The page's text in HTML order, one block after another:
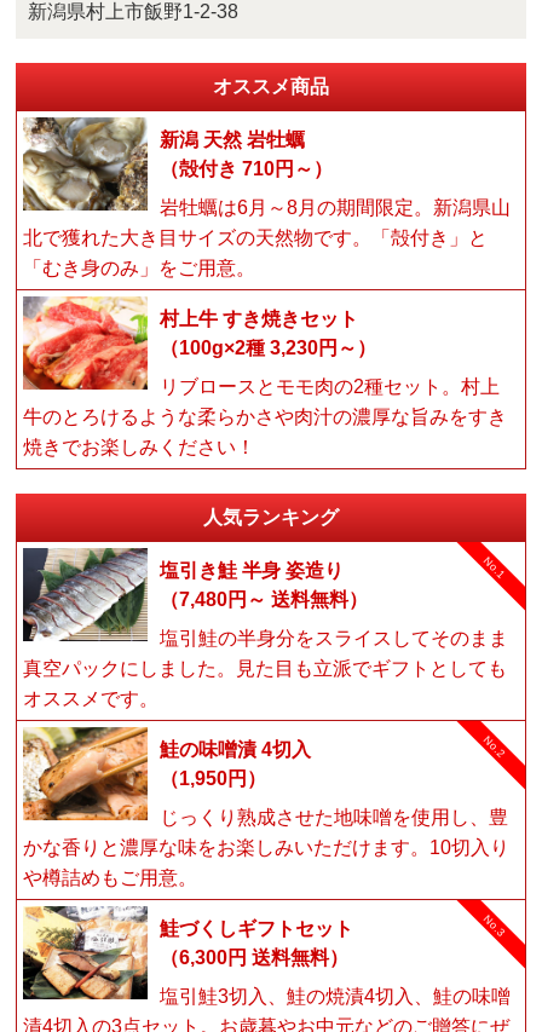
新潟県村上市飯野1-2-38
オススメ商品
新潟 天然 岩牡蠣
（殻付き 710円～）
岩牡蠣は6月～8月の期間限定。新潟県山
北で獲れた大き目サイズの天然物です。「殻付き」と
「むき身のみ」をご用意。
村上牛 すき焼きセット
（100g×2種 3,230円～）
リブロースとモモ肉の2種セット。村上
牛のとろけるような柔らかさや肉汁の濃厚な旨みをすき
焼きでお楽しみください！
人気ランキング
塩引き鮭 半身 姿造り
（7,480円～ 送料無料）
塩引鮭の半身分をスライスしてそのまま
真空パックにしました。見た目も立派でギフトとしても
オススメです。
No.1
鮭の味噌漬 4切入
（1,950円）
じっくり熟成させた地味噌を使用し、豊
かな香りと濃厚な味をお楽しみいただけます。10切入り
や樽詰めもご用意。
No.2
鮭づくしギフトセット
（6,300円 送料無料）
塩引鮭3切入、鮭の焼漬4切入、鮭の味噌
漬4切入の3点セット。お歳暮やお中元などのご贈答にぜ
No.3